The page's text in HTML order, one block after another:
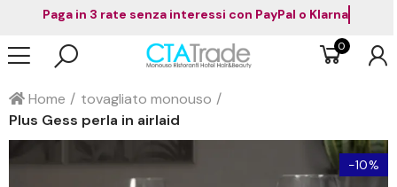
Paga in 3 rate senza interessi con PayPal o
0
Home
tovagliato monouso
Plus Gess perla in airlaid
-10%